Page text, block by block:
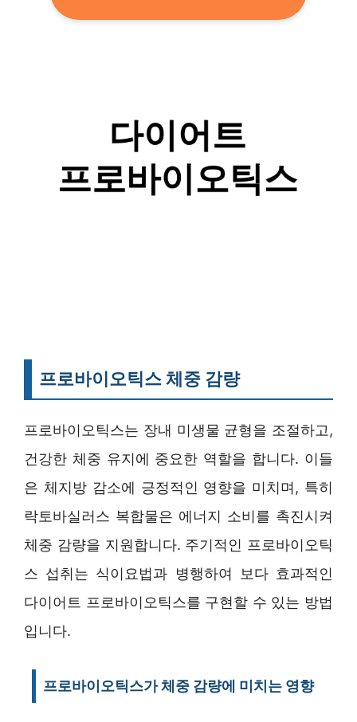
프로바이오틱스 체중 감량
프로바이오틱스는 장내 미생물 균형을 조절하고,
건강한 체중 유지에 중요한 역할을 합니다. 이들
은 체지방 감소에 긍정적인 영향을 미치며, 특히
락토바실러스 복합물은 에너지 소비를 촉진시켜
체중 감량을 지원합니다. 주기적인 프로바이오틱
스 섭취는 식이요법과 병행하여 보다 효과적인
다이어트 프로바이오틱스를 구현할 수 있는 방법
입니다.
프로바이오틱스가 체중 감량에 미치는 영향